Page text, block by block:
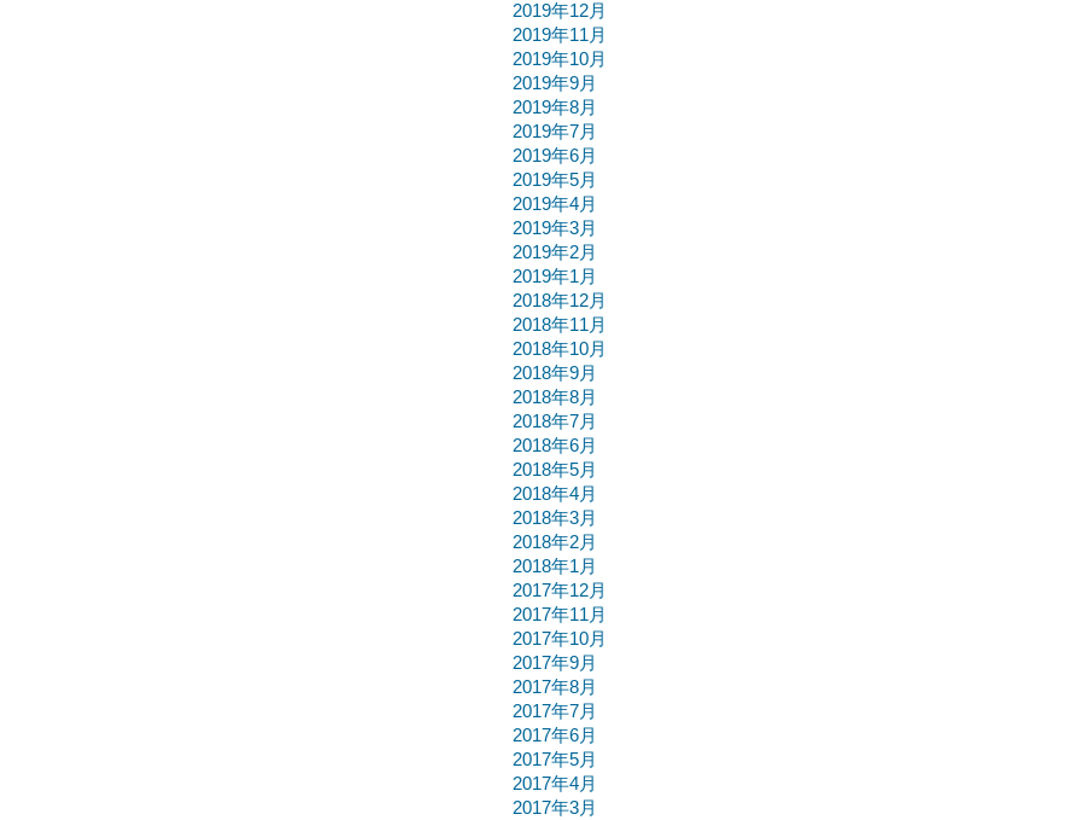
2019年12月
2019年11月
2019年10月
2019年9月
2019年8月
2019年7月
2019年6月
2019年5月
2019年4月
2019年3月
2019年2月
2019年1月
2018年12月
2018年11月
2018年10月
2018年9月
2018年8月
2018年7月
2018年6月
2018年5月
2018年4月
2018年3月
2018年2月
2018年1月
2017年12月
2017年11月
2017年10月
2017年9月
2017年8月
2017年7月
2017年6月
2017年5月
2017年4月
2017年3月